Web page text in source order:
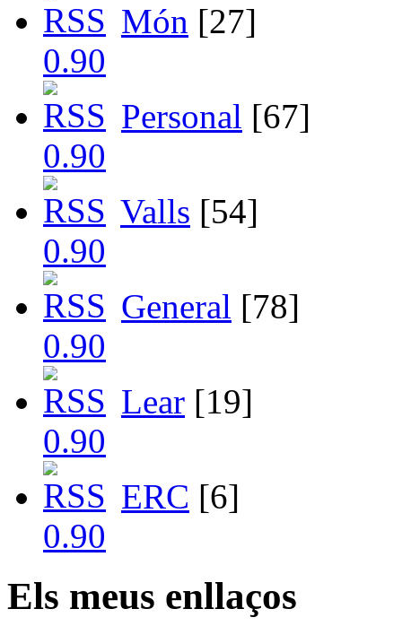
Món [27]
Personal [67]
Valls [54]
General [78]
Lear [19]
ERC [6]
Els meus enllaços